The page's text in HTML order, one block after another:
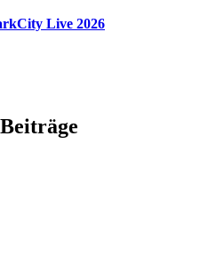
Live 2026